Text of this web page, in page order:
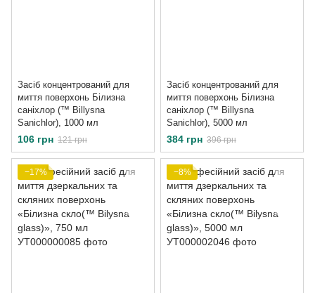
Засіб концентрований для
миття поверхонь Білизна
саніхлор (™ Віllуsna
Sanichlor), 1000 мл
106 грн 121 грн
Засіб концентрований для
миття поверхонь Білизна
саніхлор (™ Віllуsna
Sanichlor), 5000 мл
384 грн 396 грн
−17% −8%